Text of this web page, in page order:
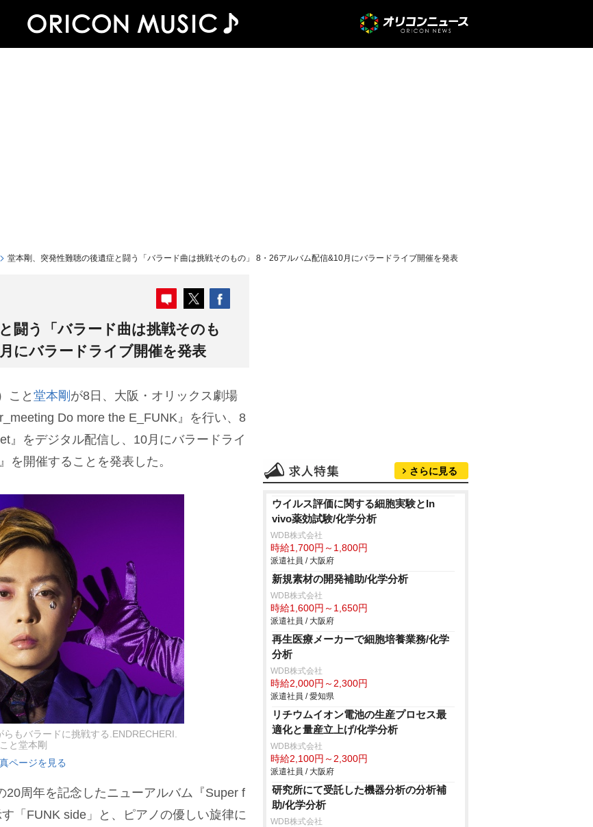
堂本剛、突発性難聴の後遺症と闘う「バラード曲は挑戦そのもの」 8・26アルバム配信&10月にバラードライブ開催を発表
闘う「バラード曲は挑戦そのも
にバラードライブ開催を発表
こと 堂本剛 が8日、大阪・オリックス劇場
Do more the E_FUNK』を行い、8
』をデジタル配信し、10月にバラードライ
を開催することを発表した。
もバラードに挑戦する.ENDRECHERI.
こと堂本剛
ページを見る
周年を記念したニューアルバム『Super f
「FUNK side」と、ピアノの優しい旋律に
さらに見る
ウイルス評価に関する細胞実験とIn
vivo薬効試験/化学分析
WDB株式会社
時給1,700円～1,800円
派遣社員 / 大阪府
新規素材の開発補助/化学分析
WDB株式会社
時給1,600円～1,650円
派遣社員 / 大阪府
再生医療メーカーで細胞培養業務/化学
分析
WDB株式会社
時給2,000円～2,300円
派遣社員 / 愛知県
リチウムイオン電池の生産プロセス最
適化と量産立上げ/化学分析
WDB株式会社
時給2,100円～2,300円
派遣社員 / 大阪府
研究所にて受託した機器分析の分析補
助/化学分析
WDB株式会社